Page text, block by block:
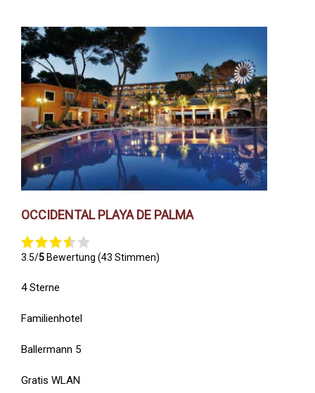
OCCIDENTAL PLAYA DE PALMA
3.5/5 Bewertung (43 Stimmen)
4 Sterne
Familienhotel
Ballermann 5
Gratis WLAN